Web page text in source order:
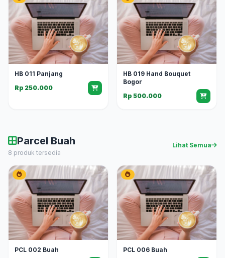
HB 011 Panjang
Rp 250.000
HB 019 Hand Bouquet
Bogor
Rp 500.000
Parcel Buah
8 produk tersedia
Lihat Semua
PCL 002 Buah
PCL 006 Buah